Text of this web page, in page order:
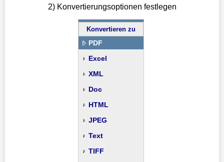
2) Konvertierungsoptionen festlegen
Konvertieren zu
PDF
Excel
XML
Doc
HTML
JPEG
Text
TIFF